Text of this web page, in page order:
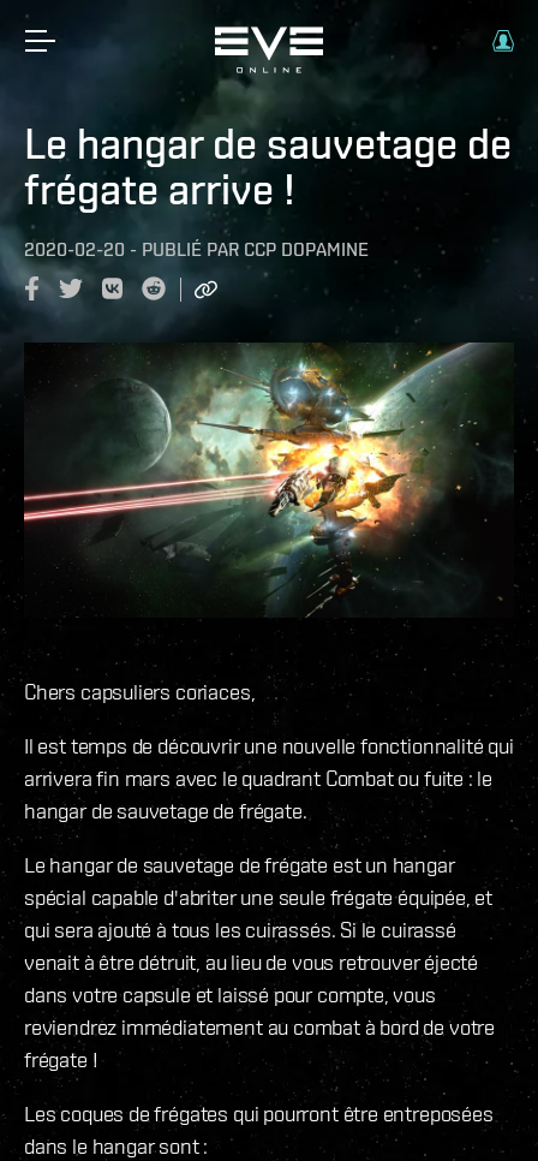
Le hangar de sauvetage de
frégate arrive !
2020-02-20 - PUBLIÉ PAR CCP DOPAMINE
Chers capsuliers coriaces,
Il est temps de découvrir une nouvelle fonctionnalité qui
arrivera fin mars avec le quadrant Combat ou fuite : le
hangar de sauvetage de frégate.
Le hangar de sauvetage de frégate est un hangar
spécial capable d'abriter une seule frégate équipée, et
qui sera ajouté à tous les cuirassés. Si le cuirassé
venait à être détruit, au lieu de vous retrouver éjecté
dans votre capsule et laissé pour compte, vous
reviendrez immédiatement au combat à bord de votre
frégate !
Les coques de frégates qui pourront être entreposées
dans le hangar sont :